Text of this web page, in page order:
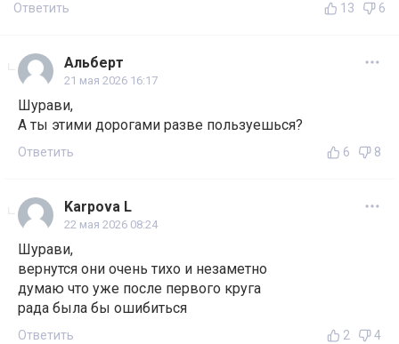
Ответить 13 6
Альберт
21 мая 2026 16:17
Шурави,
А ты этими дорогами разве пользуешься?
Ответить 6 8
Karpova L
22 мая 2026 08:24
Шурави,
вернутся они очень тихо и незаметно
думаю что уже после первого круга
рада была бы ошибиться
Ответить 2 4